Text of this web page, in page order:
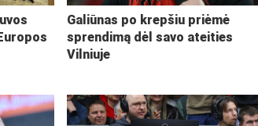
Galiūnas po krepšiu priėmė
sprendimą dėl savo ateities
Vilniuje